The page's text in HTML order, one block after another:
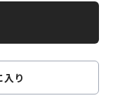
入り